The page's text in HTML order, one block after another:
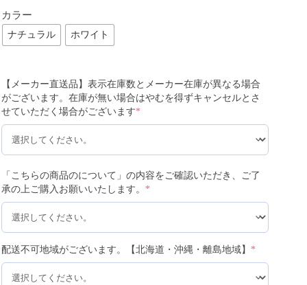
カラー
ナチュラル ホワイト
【メーカー直送品】表示在庫数とメーカー在庫が異なる場合
がございます。在庫が無い場合はやむを得ずキャンセルとさ
せていただく場合がございます*
「こちらの商品のについて」の内容をご確認いただき、ご了
承の上ご購入お願いいたします。 *
配送不可地域がございます。【北海道・沖縄・離島地域】 *